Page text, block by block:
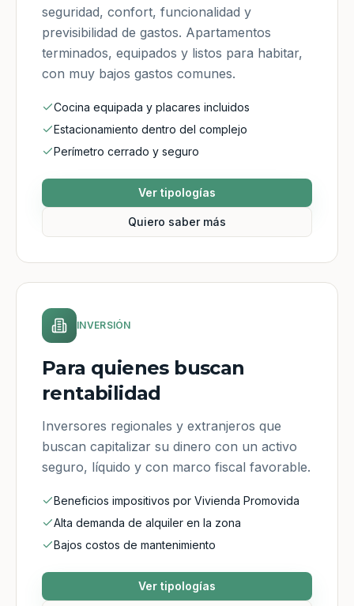
seguridad, confort, funcionalidad y
previsibilidad de gastos. Apartamentos
terminados, equipados y listos para habitar,
con muy bajos gastos comunes.
Cocina equipada y placares incluidos
Estacionamiento dentro del complejo
Perímetro cerrado y seguro
Ver tipologías
Quiero saber más
INVERSIÓN
Para quienes buscan
rentabilidad
Inversores regionales y extranjeros que
buscan capitalizar su dinero con un activo
seguro, líquido y con marco fiscal favorable.
Beneficios impositivos por Vivienda Promovida
Alta demanda de alquiler en la zona
Bajos costos de mantenimiento
Ver tipologías